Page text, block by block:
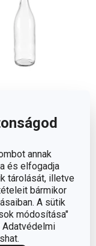
annak
és elfogadja
tárolását, illetve
bármikor
A sütik
módosítása"
Adatvédelmi
CASA csatos
1000 ml
webáruházban
elérhető